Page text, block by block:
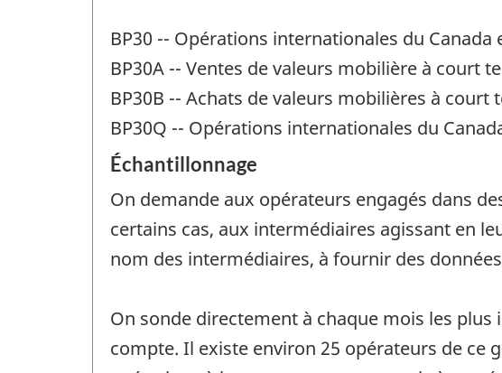
BP30 -- Opérations internationales du
BP30A -- Ventes de valeurs mobilière à court
BP30B -- Achats de valeurs mobilières à
BP30Q -- Opérations internationales du
Échantillonnage
On demande aux opérateurs engagés dans
certains cas, aux intermédiaires agissant en
nom des intermédiaires, à fournir des
On sonde directement à chaque mois les
compte. Il existe environ 25 opérateurs de ce